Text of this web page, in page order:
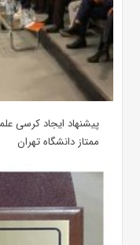
پیشنهاد ایجاد کرسی
ممتاز دانشگاه تهران